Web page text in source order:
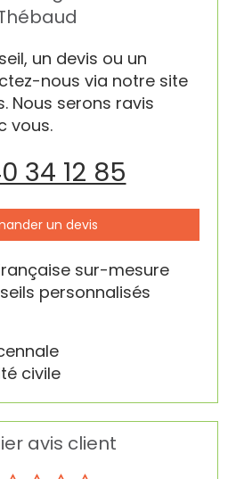
un devis ou un
nous via notre site
Nous serons ravis
vous.
34 12 85
un devis
sur-mesure
personnalisés
civile
avis client